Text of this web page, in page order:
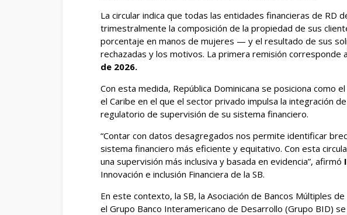
La circular indica que todas las entidades financieras de RD
trimestralmente la composición de la propiedad de sus
porcentaje en manos de mujeres — y el resultado de sus
rechazadas y los motivos. La primera remisión corresponde
de 2026.
Con esta medida, República Dominicana se posiciona como
el Caribe en el que el sector privado impulsa la integración
regulatorio de supervisión de su sistema financiero.
“Contar con datos desagregados nos permite identificar
sistema financiero más eficiente y equitativo. Con esta
una supervisión más inclusiva y basada en evidencia”, afirmó
Innovación e inclusión Financiera de la SB.
En este contexto, la SB, la Asociación de Bancos Múltiples de
el Grupo Banco Interamericano de Desarrollo (Grupo BID)